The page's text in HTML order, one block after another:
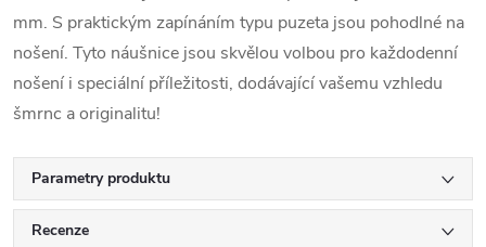
mm. S praktickým zapínáním typu puzeta jsou pohodlné na
nošení. Tyto náušnice jsou skvělou volbou pro každodenní
nošení i speciální příležitosti, dodávající vašemu vzhledu
šmrnc a originalitu!
Parametry produktu
Recenze